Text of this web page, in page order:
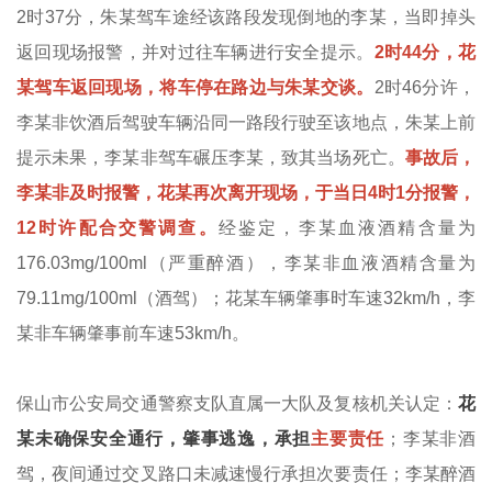
2时37分，朱某驾车途经该路段发现倒地的李某，当即掉头
返回现场报警，并对过往车辆进行安全提示。 2时44分，花
某驾车返回现场，将车停在路边与朱某交谈。 2时46分许，
李某非饮酒后驾驶车辆沿同一路段行驶至该地点，朱某上前
提示未果，李某非驾车碾压李某，致其当场死亡。 事故后，
李某非及时报警，花某再次离开现场，于当日4时1分报警，
12时许配合交警调查。 经鉴定，李某血液酒精含量为
176.03mg/100ml（严重醉酒），李某非血液酒精含量为
79.11mg/100ml（酒驾）；花某车辆肇事时车速32km/h，李
某非车辆肇事前车速53km/h。
保山市公安局交通警察支队直属一大队及复核机关认定： 花
某未确保安全通行，肇事逃逸，承担主要责任 ；李某非酒
驾，夜间通过交叉路口未减速慢行承担次要责任；李某醉酒